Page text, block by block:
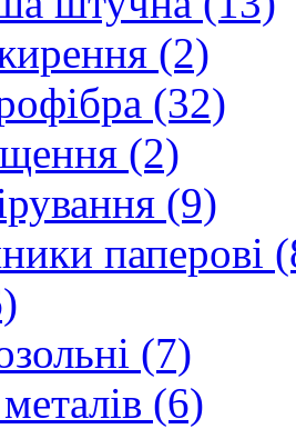
(2)
(32)
(2)
(9)
паперові
(7)
(6)